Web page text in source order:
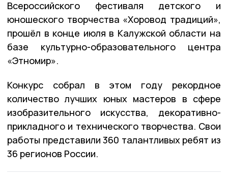
Всероссийского фестиваля детского и
юношеского творчества «Хоровод традиций»,
прошёл в конце июля в Калужской области на
базе культурно-образовательного центра
«Этномир».
Конкурс собрал в этом году рекордное
количество лучших юных мастеров в сфере
изобразительного искусства, декоративно-
прикладного и технического творчества. Свои
работы представили 360 талантливых ребят из
36 регионов России.